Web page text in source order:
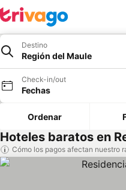
Destino
Región del Maule
Check-in/out
Fechas
Ordenar
Hoteles baratos en
Cómo los pagos afectan nuestro